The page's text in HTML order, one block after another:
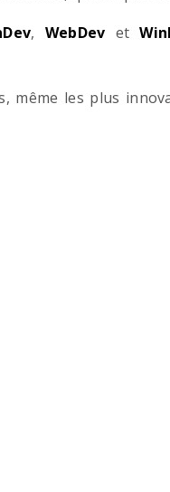
, WebDev et
même les plus